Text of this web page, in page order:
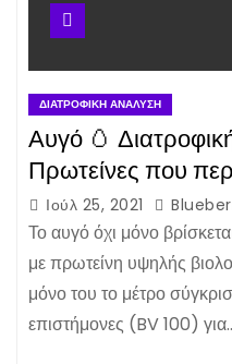
ΔΙΑΤΡΟΦΙΚΉ ΑΝΆΛΥΣΗ
Αυγό 🥚
Πρωτείνες που
Ιούλ 25, 2021
Το αυγό όχι μόνο
με πρωτείνη υψηλής
μόνο του το μέτρο
επιστήμονες (BV 100)